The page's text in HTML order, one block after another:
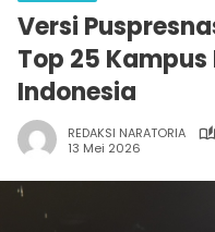
Versi
Top 25
Indonesia
REDAKSI NARATORIA
13 Mei 2026